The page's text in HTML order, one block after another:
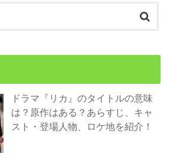
ドラマ『リカ』のタイトルの意味
は？原作はある？あらすじ、キャ
スト・登場人物、ロケ地を紹介！